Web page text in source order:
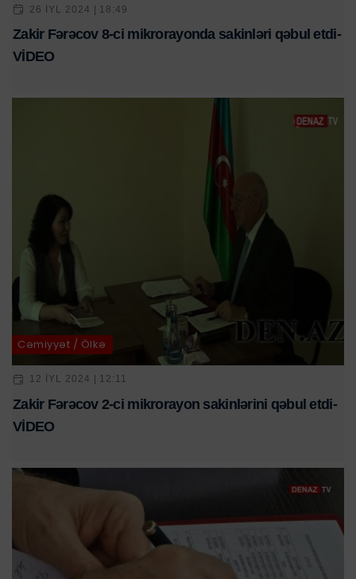
26 IYL 2024 | 18:49
Zakir Fərəcov 8-ci mikrorayonda sakinləri qəbul etdi-
VİDEO
Cəmiyyət / Ölkə
12 IYL 2024 | 12:11
Zakir Fərəcov 2-ci mikrorayon sakinlərini qəbul etdi-
VİDEO